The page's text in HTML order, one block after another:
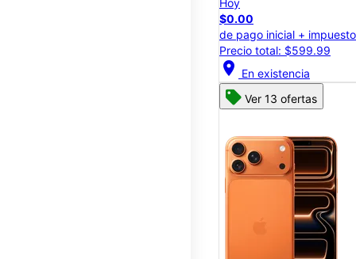
Hoy
$0.00
de pago inicial +
Precio total: $599.99
location_on En existencia
Ver 13 ofertas